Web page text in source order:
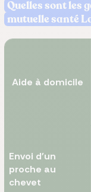
Quelles sont les
mutuelle santé
Aide à domicile
Envoi d'un
proche au
chevet